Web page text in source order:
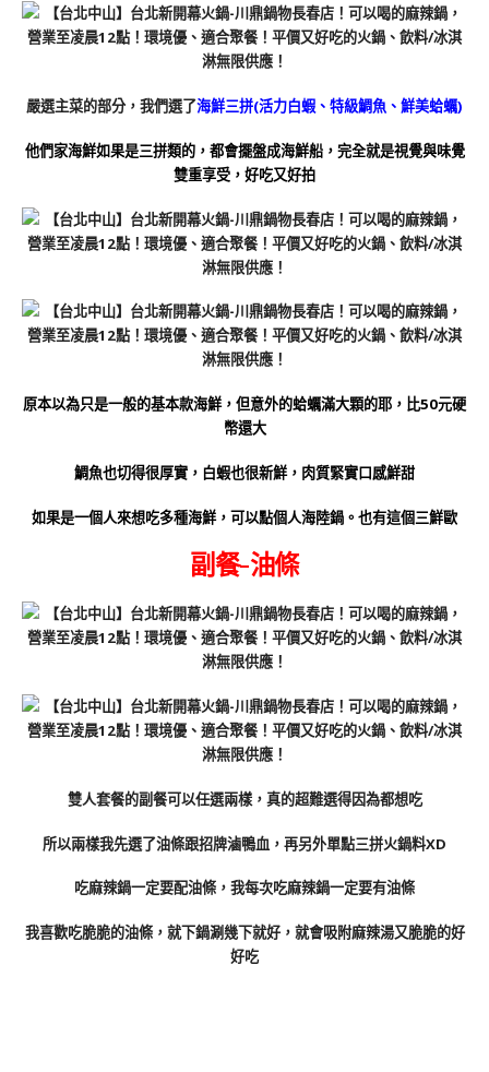
嚴選主菜的部分，我們選了海鮮三拼(活力白蝦、特級鯛魚、鮮美蛤蠣)
他們家海鮮如果是三拼類的，都會擺盤成海鮮船，完全就是視覺與味覺
雙重享受，好吃又好拍
原本以為只是一般的基本款海鮮，但意外的蛤蠣滿大顆的耶，比50元硬
幣還大
鯛魚也切得很厚實，白蝦也很新鮮，肉質緊實口感鮮甜
如果是一個人來想吃多種海鮮，可以點個人海陸鍋。也有這個三鮮歐
副餐-油條
雙人套餐的副餐可以任選兩樣，真的超難選得因為都想吃
所以兩樣我先選了油條跟招牌滷鴨血，再另外單點三拼火鍋料XD
吃麻辣鍋一定要配油條，我每次吃麻辣鍋一定要有油條
我喜歡吃脆脆的油條，就下鍋涮幾下就好，就會吸附麻辣湯又脆脆的好
好吃